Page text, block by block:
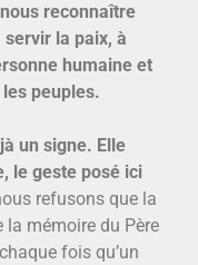
reconnaître
la paix, à
humaine et
peuples.
un signe. Elle
le geste posé ici
refusons que la
la mémoire du Père
fois qu’un